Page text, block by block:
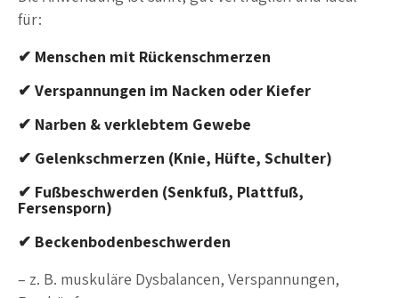
für:
✔ Menschen mit Rückenschmerzen
✔ Verspannungen im Nacken oder Kiefer
✔ Narben & verklebtem Gewebe
✔ Gelenkschmerzen (Knie, Hüfte, Schulter)
✔ Fußbeschwerden (Senkfuß, Plattfuß,
Fersensporn)
✔ Beckenbodenbeschwerden
– z. B. muskuläre Dysbalancen, Verspannungen,